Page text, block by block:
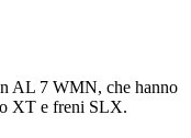
AL 7 WMN, che hanno
XT e freni SLX.